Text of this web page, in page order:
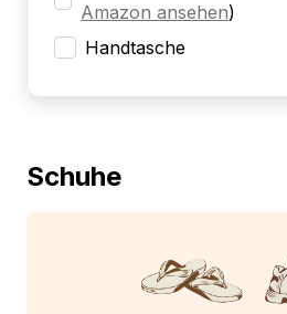
Amazon ansehen)
Handtasche
Schuhe